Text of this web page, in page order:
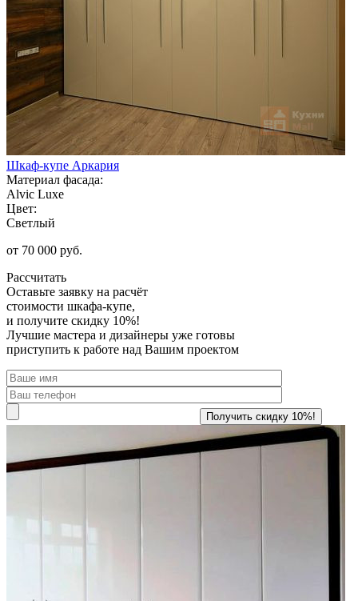
Шкаф-купе Аркария
Материал фасада:
Alvic Luxe
Цвет:
Светлый
от 70 000 руб.
Рассчитать
Оставьте заявку на расчёт
стоимости шкафа-купе,
и получите скидку 10%!
Лучшие мастера и дизайнеры уже готовы
приступить к работе над Вашим проектом